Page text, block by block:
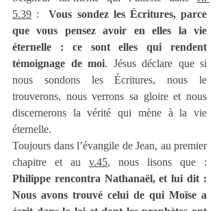
5.39 : Vous sondez les Écritures, parce
que vous pensez avoir en elles la vie
éternelle : ce sont elles qui rendent
témoignage de moi. Jésus déclare que si
nous sondons les Écritures, nous le
trouverons, nous verrons sa gloire et nous
discernerons la vérité qui mène à la vie
éternelle.
Toujours dans l’évangile de Jean, au premier
chapitre et au v.45
Philippe rencontra Nathanaël, et lui dit :
Nous avons trouvé celui de qui Moïse a